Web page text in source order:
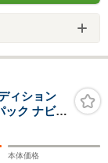
ィション
ック ナビ
イドカメ
ッドライト
本体価格